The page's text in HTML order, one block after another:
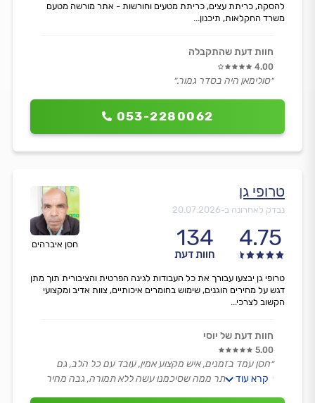
053-2280062
להסקה, כריתת עצים, כריתת מטעים וחורשות - אתר מורשה מטעם
משרד החקלאות, תיכנון...
חוות דעת שהתקבלה
4.00
״סולימאן היה בסדר גמור.״
חסן איברהים
טרופי גן
נבדק לאחרונה ב-20.07.2026
4.75
134
חוות דעת
טרופי גן יבצעו עבורך את כל העבודות לגינה הפרטית והציבורית תוך מתן
דגש על מחירים הוגנים, שימוש בחומרים איכותיים, צוות אדיב ומקצועי
הקשוב לצרכי...
חוות דעת של יוסי
5.00
״חסן עמד בזמנים, איש מקצוע אמין, עובד עם כל הלב, גם
כשביקשתי יותר ממה שסיכמנו עשה ללא תמורה, גבה מחיר
קרא עוד